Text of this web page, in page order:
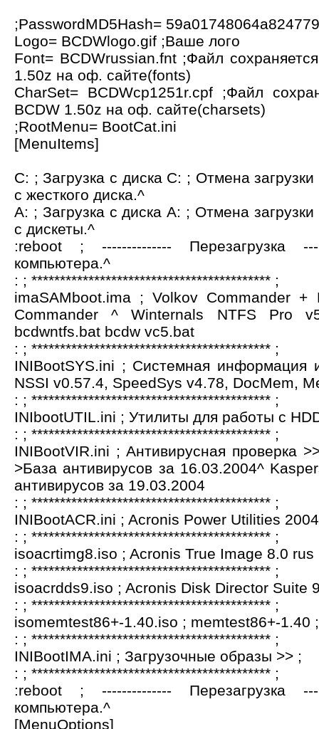
;PasswordMD5Hash=
Logo= BCDWlogo.gif ;Ваше лого
Font= BCDWrussian.fnt ;Файл
1.50z на оф. сайте(fonts)
CharSet= BCDWcp1251r.cpf ;Файл
BCDW 1.50z на оф. сайте(charsets)
;RootMenu= BootCat.ini
[MenuItems]
C: ; Загрузка с диска C: ; Отмена загрузки
с жесткого диска.^
A: ; Загрузка с диска A: ; Отмена загрузки
с дискеты.^
:reboot ; -------------- Перезагрузка
компьютера.^
: ; ****************************************** ;
imaSAMboot.ima ; Volkov Commander
Commander ^ Winternals NTFS Pro
bcdwntfs.bat bcdw vc5.bat
: ; ****************************************** ;
INIBootSYS.ini ; Системная информация
NSSI v0.57.4, SpeedSys v4.78, DocMem,
: ; ****************************************** ;
INIbootUTIL.ini ; Утилиты для работы с
: ; ****************************************** ;
INIBootVIR.ini ; Антивирусная проверка
>База антивирусов за 16.03.2004^
антивирусов за 19.03.2004
: ; ****************************************** ;
INIBootACR.ini ; Acronis Power Utilities
: ; ****************************************** ;
isoacrtimg8.iso ; Acronis True Image 8.0 rus
: ; ****************************************** ;
isoacrdds9.iso ; Acronis Disk Director Suite
: ; ****************************************** ;
isomemtest86+-1.40.iso ; memtest86+-1.40 ;
: ; ****************************************** ;
INIBootIMA.ini ; Загрузочные образы >> ;
: ; ****************************************** ;
:reboot ; -------------- Перезагрузка
компьютера.^
[MenuOptions]